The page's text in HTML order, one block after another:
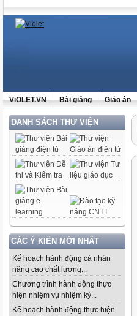
ViOLET.VN Bài giảng Giáo án
DANH SÁCH THƯ VIỆN
CÁC Ý KIẾN MỚI NHẤT
Kế hoạch hành động cá nhân
nâng cao chất lượng...
Chương trình hành động thực
hiện nhiệm vụ nhiệm kỳ...
Kế hoạch hành động thực hiện